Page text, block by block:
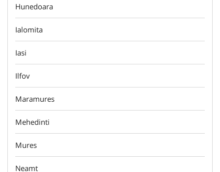
Hunedoara
Ialomita
Iasi
Ilfov
Maramures
Mehedinti
Mures
Neamt